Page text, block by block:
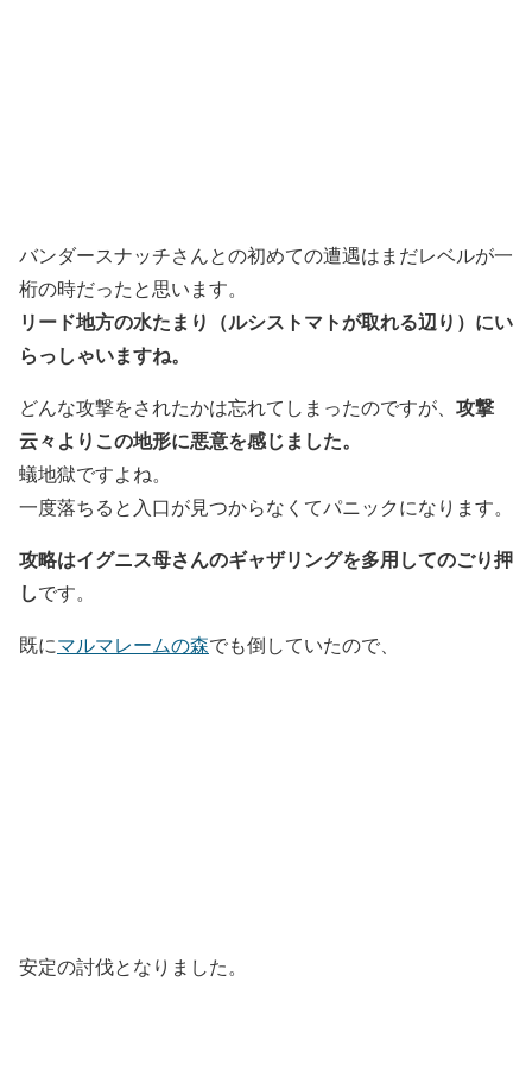
バンダースナッチさんとの初めての遭遇はまだレベルが一
桁の時だったと思います。
リード地方の水たまり（ルシストマトが取れる辺り）にい
らっしゃいますね。
どんな攻撃をされたかは忘れてしまったのですが、 攻撃
云々よりこの地形に悪意を感じました。
蟻地獄ですよね。
一度落ちると入口が見つからなくてパニックになります。
攻略はイグニス母さんのギャザリングを多用してのごり押
しです。
既にマルマレームの森でも倒していたので、
安定の討伐となりました。